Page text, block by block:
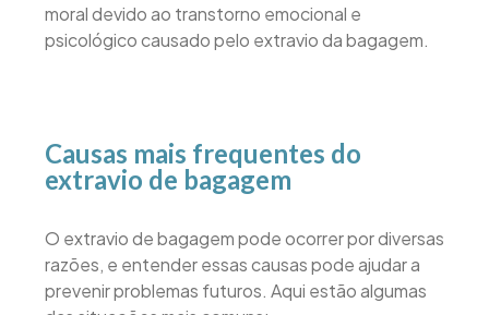
moral devido ao transtorno emocional e
psicológico causado pelo extravio da bagagem.
Causas mais frequentes do
extravio de bagagem
O extravio de bagagem pode ocorrer por diversas
razões, e entender essas causas pode ajudar a
prevenir problemas futuros. Aqui estão algumas